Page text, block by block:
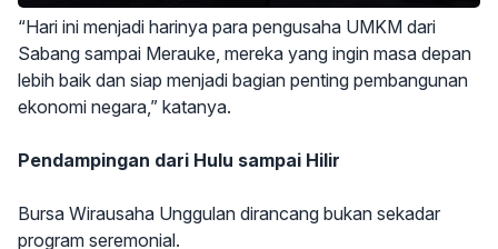
“Hari ini menjadi harinya para pengusaha UMKM dari
Sabang sampai Merauke, mereka yang ingin masa depan
lebih baik dan siap menjadi bagian penting pembangunan
ekonomi negara,” katanya.
Pendampingan dari Hulu sampai Hilir
Bursa Wirausaha Unggulan dirancang bukan sekadar
program seremonial.